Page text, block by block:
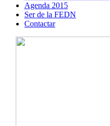
Agenda 2015
Ser de la FEDN
Contactar